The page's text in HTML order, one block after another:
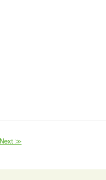
Next ≫